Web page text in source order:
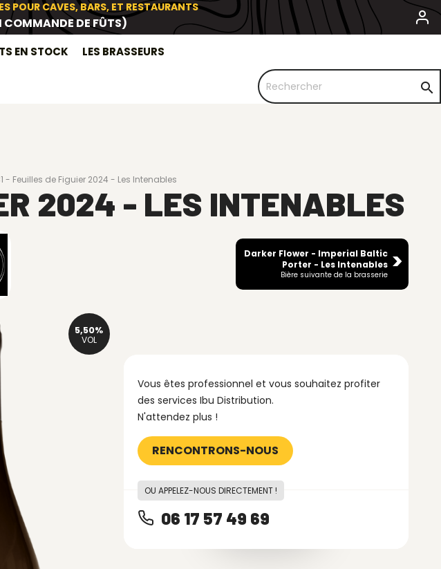
POUR CAVES, BARS, ET RESTAURANTS
DE FÛTS)
EN STOCK LES BRASSEURS

- Feuilles de Figuier 2024 - Les Intenables
2024 - LES INTENABLES
Darker Flower - Imperial Baltic
Porter - Les Intenables
Bière suivante de la brasserie
Vous êtes professionnel et vous souhaitez profiter
des services Ibu Distribution.
N'attendez plus !
RENCONTRONS-NOUS
OU APPELEZ-NOUS DIRECTEMENT !
06 17 57 49 69
5,50%
VOL